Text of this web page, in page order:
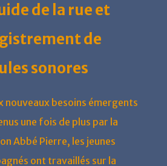
de la rue et
de
sonores
nouveaux besoins émergents
une fois de plus par la
Abbé Pierre, les jeunes
ont travaillés sur la